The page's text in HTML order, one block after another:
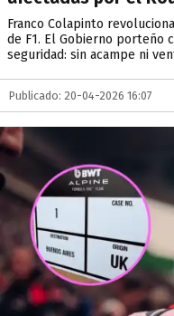
Franco Colapinto
de F1. El Gobierno porteño
seguridad: sin acampe ni
Publicado: 20-04-2026 16:07